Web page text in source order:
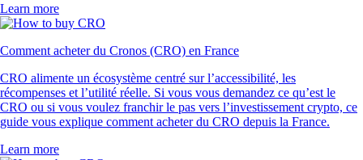
Learn more
Comment acheter du Cronos (CRO) en France
CRO alimente un écosystème centré sur l’accessibilité, les
récompenses et l’utilité réelle. Si vous vous demandez ce qu’est le
CRO ou si vous voulez franchir le pas vers l’investissement crypto, ce
guide vous explique comment acheter du CRO depuis la France.
Learn more